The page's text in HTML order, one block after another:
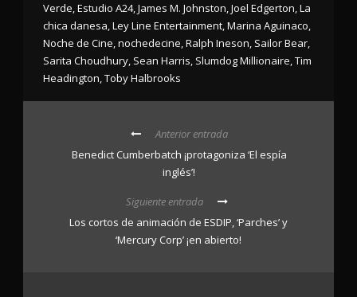
Verde,Estudio A24,James M. Johnston,Joel Edgerton,La
chica danesa,Ley Line Entertainment,Marina Aguinaco,
Noche de Cine,nochedecine,Ralph Ineson, Sailor Bear,
Sarita Choudhury, Sean Harris, Slumdog Millionaire,Tim
Headington,Toby Halbrooks
Anterior entrada
Benedict Cumberbatch ¡protagoniza ‘El espía
inglés’!
Siguiente entrada
Los cortos de animación de ESDIP, ‘Parches’ y
‘Mercury Corp’ ¡en abierto!